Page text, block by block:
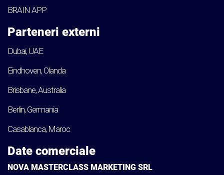
BRAIN APP
Parteneri externi
Dubai, UAE
Eindhoven, Olanda
Brisbane, Australia
Berlin, Germania
Casablanca, Maroc
Date comerciale
NOVA MASTERCLASS MARKETING SRL